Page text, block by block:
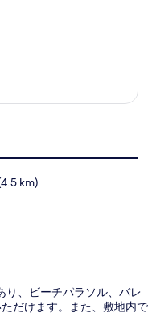
km)
り、ビーチパラソル、バレ
だけます。また、敷地内で